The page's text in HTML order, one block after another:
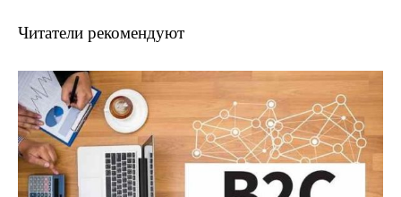
Читатели рекомендуют